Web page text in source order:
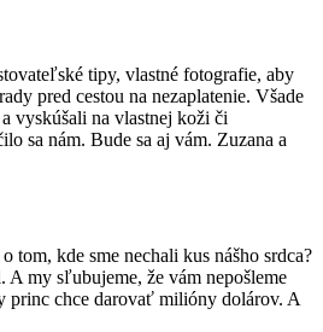
tipy, vlastné fotografie, aby
pred cestou na nezaplatenie. Všade
vyskúšali na vlastnej koži či
sa nám. Bude sa aj vám. Zuzana a
tom, kde sme nechali kus nášho srdca?
A my sľubujeme, že vám nepošleme
princ chce darovať milióny dolárov. A